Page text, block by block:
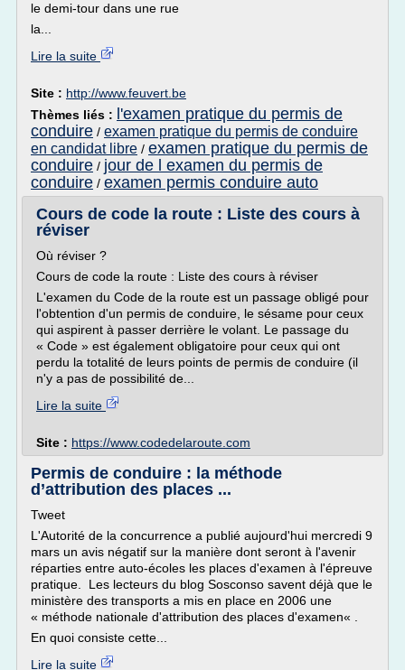
le demi-tour dans une rue
la...
Lire la suite
Site : http://www.feuvert.be
Thèmes liés :
l'examen pratique du permis de
conduire / examen pratique du permis de conduire
en candidat libre / examen pratique du permis de
conduire / jour de l examen du permis de
conduire / examen permis conduire auto
Cours de code la route : Liste des cours à
réviser
Où réviser ?
Cours de code la route : Liste des cours à réviser
L'examen du Code de la route est un passage obligé pour
l'obtention d'un permis de conduire, le sésame pour ceux
qui aspirent à passer derrière le volant. Le passage du
« Code » est également obligatoire pour ceux qui ont
perdu la totalité de leurs points de permis de conduire (il
n'y a pas de possibilité de...
Lire la suite
Site : https://www.codedelaroute.com
Permis de conduire : la méthode
d’attribution des places ...
Tweet
L'Autorité de la concurrence a publié aujourd'hui mercredi 9
mars un avis négatif sur la manière dont seront à l'avenir
réparties entre auto-écoles les places d'examen à l'épreuve
pratique. Les lecteurs du blog Sosconso savent déjà que le
ministère des transports a mis en place en 2006 une
« méthode nationale d'attribution des places d'examen« .
En quoi consiste cette...
Lire la suite